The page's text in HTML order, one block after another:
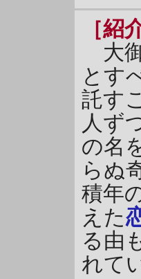
［紹
大
とす
託す
人ず
の名
らぬ
積年
えた
る由
れて